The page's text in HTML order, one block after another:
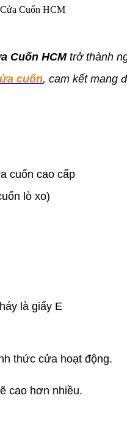
Cuốn HCMtrở thành
cuốn, cam kết mang
cuốn cao cấp
lò xo)
là giấy E
thức cửa hoạt động.
cao hơn nhiều.